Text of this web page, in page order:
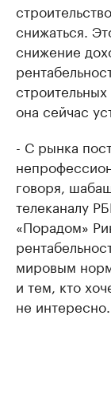
снижаться.
снижение
она сейчас
- С рынка
говоря,
телеканалу
«Порадом»
мировым
и тем, кто
не интересно.